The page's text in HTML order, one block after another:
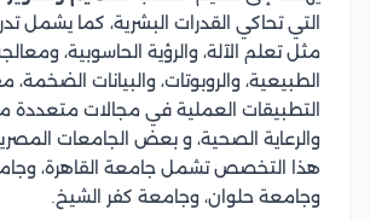
التي تحاكي القدرات البشرية، كما يشمل
مثل تعلم الآلة، والرؤية الحاسوبية،
الطبيعية، والروبوتات، والبيانات الضخمة،
التطبيقات العملية في مجالات متعددة
والرعاية الصحية، و بعض الجامعات
هذا التخصص تشمل جامعة القاهرة،
وجامعة حلوان، وجامعة كفر الشيخ.